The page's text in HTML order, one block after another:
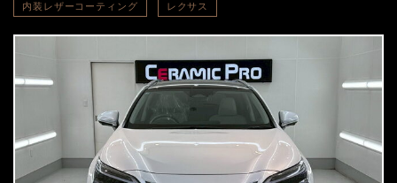
内装レザーコーティング レクサス